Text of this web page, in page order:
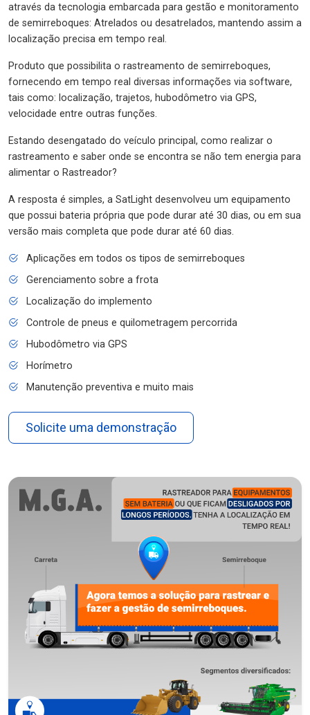
através da tecnologia embarcada para gestão e monitoramento
de semirreboques: Atrelados ou desatrelados, mantendo assim a
localização precisa em tempo real.
Produto que possibilita o rastreamento de semirreboques,
fornecendo em tempo real diversas informações via software,
tais como: localização, trajetos, hubodômetro via GPS,
velocidade entre outras funções.
Estando desengatado do veículo principal, como realizar o
rastreamento e saber onde se encontra se não tem energia para
alimentar o Rastreador?
A resposta é simples, a SatLight desenvolveu um equipamento
que possui bateria própria que pode durar até 30 dias, ou em sua
versão mais completa que pode durar até 60 dias.
Aplicações em todos os tipos de semirreboques
Gerenciamento sobre a frota
Localização do implemento
Controle de pneus e quilometragem percorrida
Hubodômetro via GPS
Horímetro
Manutenção preventiva e muito mais
Solicite uma demonstração